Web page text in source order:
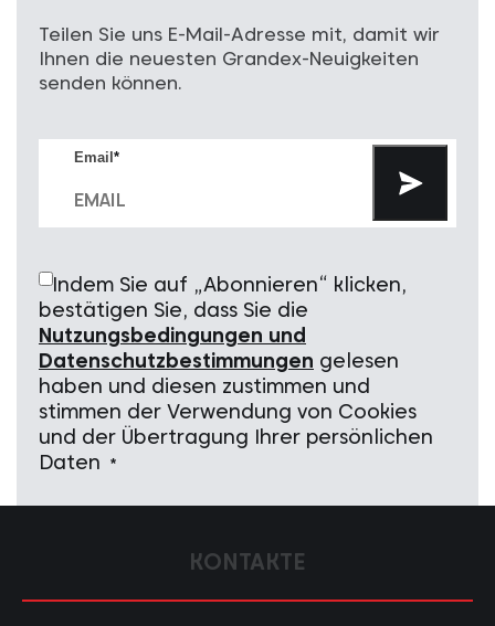
Teilen Sie uns E-Mail-Adresse mit, damit wir
Ihnen die neuesten Grandex-Neuigkeiten
senden können.
Email*
Indem Sie auf „Abonnieren“ klicken,
bestätigen Sie, dass Sie die
Nutzungsbedingungen und
Datenschutzbestimmungen gelesen
haben und diesen zustimmen und
stimmen der Verwendung von Cookies
und der Übertragung Ihrer persönlichen
Daten
*
KONTAKTE